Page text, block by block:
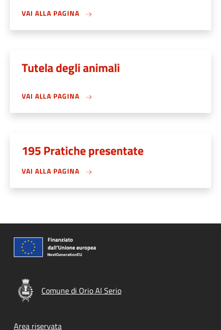
VAI ALLA PAGINA
Tutela degli animali
VAI ALLA PAGINA
195 Pratiche presentate
VAI ALLA PAGINA
Comune di Orio Al Serio
Area riservata